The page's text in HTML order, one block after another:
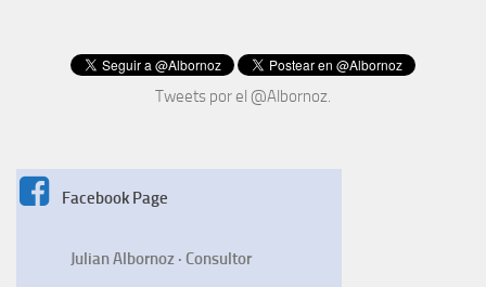
Tweets por el @Albornoz.
Facebook Page
Julian Albornoz · Consultor